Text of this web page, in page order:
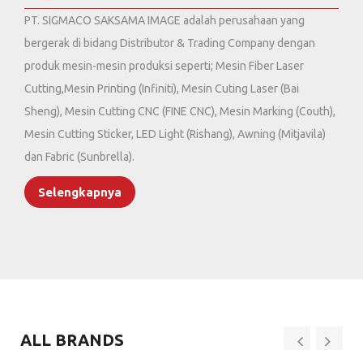
PT. SIGMACO SAKSAMA IMAGE adalah perusahaan yang
bergerak di bidang Distributor & Trading Company dengan
produk mesin-mesin produksi seperti; Mesin Fiber Laser
Cutting,Mesin Printing (Infiniti), Mesin Cuting Laser (Bai
Sheng), Mesin Cutting CNC (FINE CNC), Mesin Marking (Couth),
Mesin Cutting Sticker, LED Light (Rishang), Awning (Mitjavila)
dan Fabric (Sunbrella).
Selengkapnya
ALL BRANDS